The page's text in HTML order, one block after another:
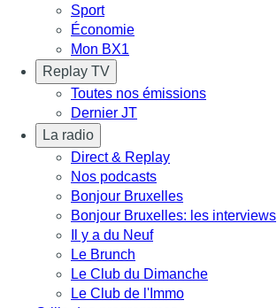
Sport
Économie
Mon BX1
Replay TV
Toutes nos émissions
Dernier JT
La radio
Direct & Replay
Nos podcasts
Bonjour Bruxelles
Bonjour Bruxelles: les interviews
Il y a du Neuf
Le Brunch
Le Club du Dimanche
Le Club de l'Immo